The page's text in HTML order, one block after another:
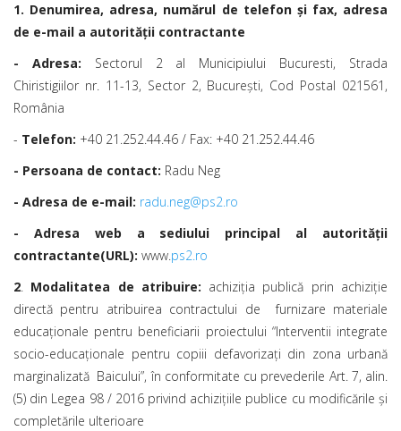
1. Denumirea, adresa, numărul de telefon și fax, adresa
de e-mail a autorității contractante
- Adresa: Sectorul 2 al Municipiului Bucuresti, Strada
Chiristigiilor nr. 11-13, Sector 2, București, Cod Postal 021561,
România
- Telefon: +40 21.252.44.46 / Fax: +40 21.252.44.46
- Persoana de contact: Radu Neg
- Adresa de e-mail: radu.neg@ps2.ro
- Adresa web a sediului principal al autorității
contractante(URL): www.ps2.ro
2. Modalitatea de atribuire: achiziția publică prin achiziție
directă pentru atribuirea contractului de furnizare materiale
educaționale pentru beneficiarii proiectului “Interventii integrate
socio-educaționale pentru copiii defavorizați din zona urbană
marginalizată Baicului”, în conformitate cu prevederile Art. 7, alin.
(5) din Legea 98 / 2016 privind achizițiile publice cu modificările și
completările ulterioare